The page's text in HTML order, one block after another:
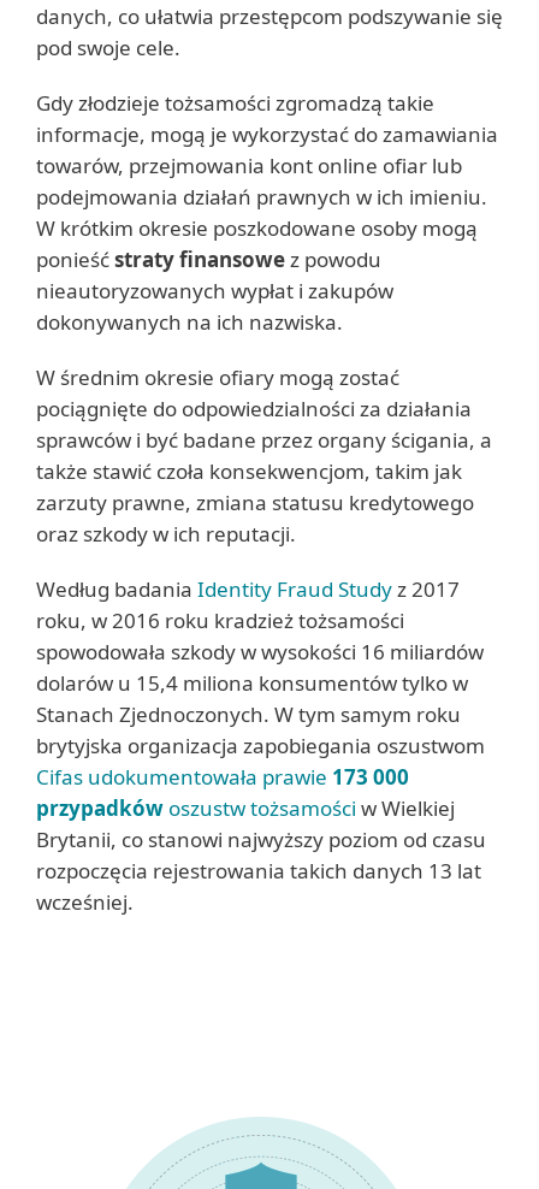
danych, co ułatwia przestępcom podszywanie się
pod swoje cele.
Gdy złodzieje tożsamości zgromadzą takie
informacje, mogą je wykorzystać do zamawiania
towarów, przejmowania kont online ofiar lub
podejmowania działań prawnych w ich imieniu.
W krótkim okresie poszkodowane osoby mogą
ponieśćstraty finansowez powodu
nieautoryzowanych wypłat i zakupów
dokonywanych na ich nazwiska.
W średnim okresie ofiary mogą zostać
pociągnięte do odpowiedzialności za działania
sprawców i być badane przez organy ścigania, a
także stawić czoła konsekwencjom, takim jak
zarzuty prawne, zmiana statusu kredytowego
oraz szkody w ich reputacji.
Według badania Identity Fraud Studyz 2017
roku, w 2016 roku kradzież tożsamości
spowodowała szkody w wysokości 16 miliardów
dolarów u 15,4 miliona konsumentów tylko w
Stanach Zjednoczonych. W tym samym roku
brytyjska organizacja zapobiegania oszustwom
Cifas udokumentowała prawie 173 000
przypadków oszustw tożsamości w Wielkiej
Brytanii, co stanowi najwyższy poziom od czasu
rozpoczęcia rejestrowania takich danych 13 lat
wcześniej.